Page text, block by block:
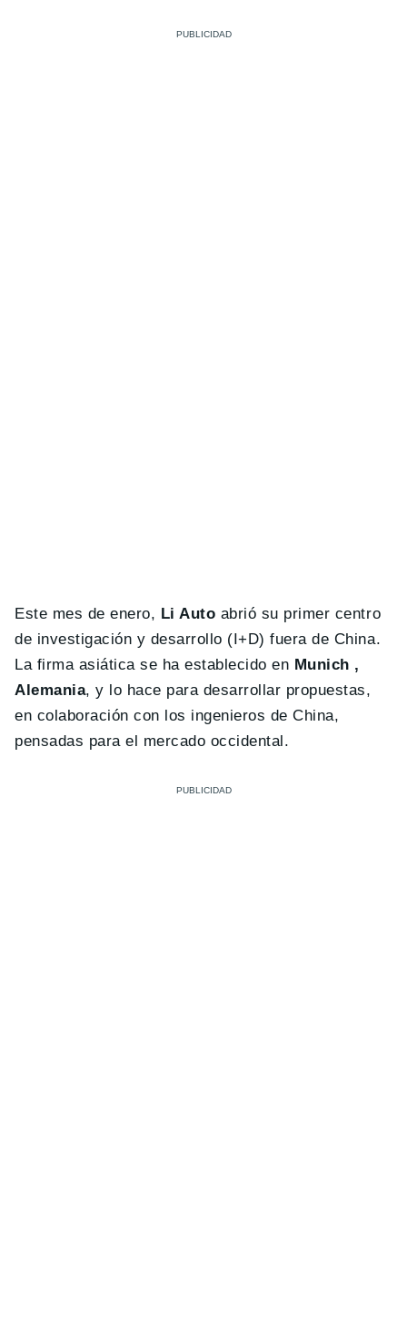
Este mes de enero, Li Auto abrió su primer centro
de investigación y desarrollo (I+D) fuera de China.
La firma asiática se ha establecido en Munich ,
Alemania, y lo hace para desarrollar propuestas,
en colaboración con los ingenieros de China,
pensadas para el mercado occidental.